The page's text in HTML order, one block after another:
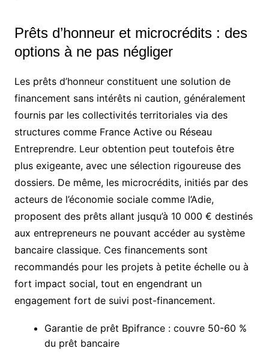
Prêts d’honneur et microcrédits : des
options à ne pas négliger
Les prêts d’honneur constituent une solution de
financement sans intérêts ni caution, généralement
fournis par les collectivités territoriales via des
structures comme France Active ou Réseau
Entreprendre. Leur obtention peut toutefois être
plus exigeante, avec une sélection rigoureuse des
dossiers. De même, les microcrédits, initiés par des
acteurs de l’économie sociale comme l’Adie,
proposent des prêts allant jusqu’à 10 000 € destinés
aux entrepreneurs ne pouvant accéder au système
bancaire classique. Ces financements sont
recommandés pour les projets à petite échelle ou à
fort impact social, tout en engendrant un
engagement fort de suivi post-financement.
Garantie de prêt Bpifrance : couvre 50-60 %
du prêt bancaire